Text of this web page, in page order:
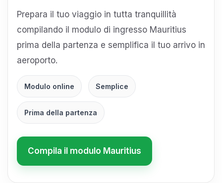
Prepara il tuo viaggio in tutta tranquillità
compilando il modulo di ingresso Mauritius
prima della partenza e semplifica il tuo arrivo in
aeroporto.
Modulo online Semplice
Prima della partenza
Compila il modulo Mauritius